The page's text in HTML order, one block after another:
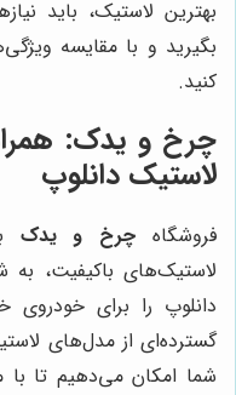
بهترین لاستیک، باید
بگیرید و با مقایسه
کنید.
چرخ و یدک:
لاستیک دانلوپ
فروشگاه چرخ و یدک
لاستیک‌های باکیفیت،
دانلوپ را برای خودروی
گسترده‌ای از مدل‌های
شما امکان می‌دهیم تا با